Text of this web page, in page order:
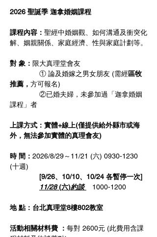
2026 聖誕季 迦拿婚姻課程
課程內容： 聖經中婚姻觀、如何溝通及衝突化
解、姻親關係、家庭經濟、性與家庭計劃等。
對 象： 限大真理堂會友
               ① 論及婚嫁之男女朋友 (需經
區牧
推薦， 方可報名)
②已婚夫婦，未參加過「迦拿婚姻
課程」者
上課方式：實體+線上(僅提供給外縣市或海
外，無法參加實體的真理會友)
時 間： 2026/8/29～11/21 (六) 0930-1230
(十週)
               [9/26、10/10、10/24 各暫停一次]
11/28 (六)約談 1000-1200
地 點：台北真理堂8樓802教室
活動相關材料費 ： 每對 2600元 (此費用含課